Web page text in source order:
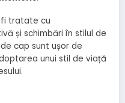
tratate cu
și schimbări în stilul de
cap sunt ușor de
unui stil de viață